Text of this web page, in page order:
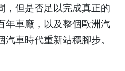
，但是否足以完成真正的
年車廠，以及整個歐洲汽
車時代重新站穩腳步。